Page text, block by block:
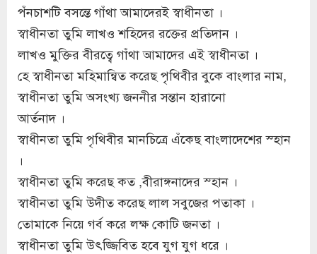
পঁনচাশটি বসন্তে গাঁথা আমাদেরই স্বাধীনতা ।
স্বাধীনতা তুমি লাখও শহিদের রক্তের প্রতিদান ।
লাখও মুক্তির বীরত্বে গাঁথা আমাদের এই স্বাধীনতা ।
হে স্বাধীনতা মহিমান্বিত করেছ পৃথিবীর বুকে বাংলার নাম,
স্বাধীনতা তুমি অসংখ্য জননীর সন্তান হারানো
আর্তনাদ ।
স্বাধীনতা তুমি পৃথিবীর মানচিত্রে এঁকেছ বাংলাদেশের স্হান
।
স্বাধীনতা তুমি করেছ কত ,বীরাঙ্গনাদের স্হান ।
স্বাধীনতা তুমি উদীত করেছ লাল সবুজের পতাকা ।
তোমাকে নিয়ে গর্ব করে লক্ষ কোটি জনতা ।
স্বাধীনতা তুমি উৎজ্জিবিত হবে যুগ যুগ ধরে ।